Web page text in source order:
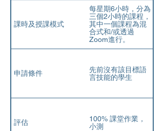
課時及授課模式
每星期6小時，分為
三個2小時的課程，
其中一個課程為混
合式和/或透過
Zoom進行。
申請條件
先前沒有該目標語
言技能的學生
評估
100% 課堂作業，
小測